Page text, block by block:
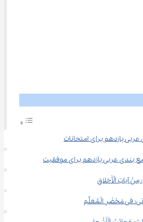
یازدهم برای امتحانات
بندی عربی یازدهم برای موفقیت
آیاتِ الْأَخلاقِ
فی مَحْضَرِ الْمُعَلِّمِ